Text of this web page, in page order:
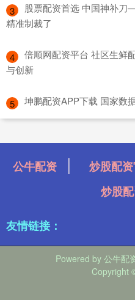
3
股票配资首选 中国神补
精准制裁了
4
倍顺网配资平台 社区生鲜
与创新
5 坤鹏配资APP下载 国家数
公牛配资 炒股配
炒股
友情链接：
Powered by 公牛配
Copyright